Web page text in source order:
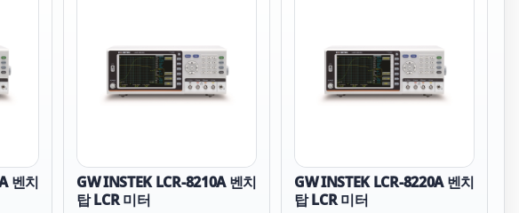
벤치
GW INSTEK LCR-8210A 벤치
탑 LCR 미터
GW INSTEK LCR-8220A 벤치
탑 LCR 미터